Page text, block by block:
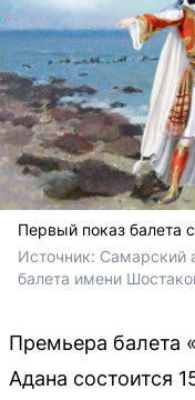
Первый показ балета
Источник: Самарский
балета имени
Премьера балета
Адана состоится